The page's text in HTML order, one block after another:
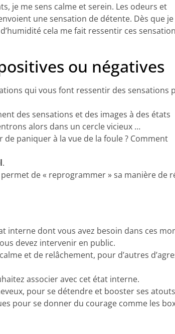
je me sens calme et serein. Les odeurs et
une sensation de détente. Dès que je
cela me fait ressentir ces
ou négatives
qui vous font ressentir des sensations
des sensations et des images à des états
alors dans un cercle vicieux …
paniquer à la vue de la foule ? Comment
.
de « reprogrammer » sa manière de
interne dont vous avez besoin dans ces
devez intervenir en public.
et de relâchement, pour d’autres
associer avec cet état interne.
pour se détendre et booster ses atouts
pour se donner du courage comme les